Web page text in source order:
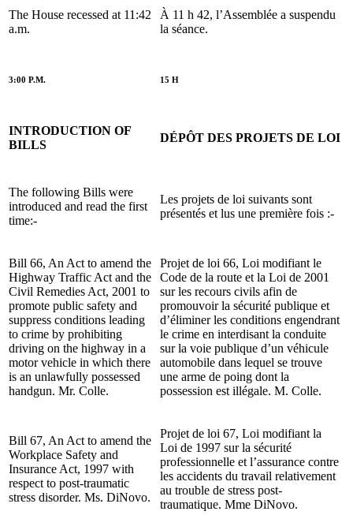
The House recessed at 11:42
a.m.
À 11 h 42, l’Assemblée a suspendu
la séance.
3:00 P.M. 15 H
INTRODUCTION OF
BILLS
DÉPÔT DES PROJETS DE LOI
The following Bills were
introduced and read the first
time:-
Les projets de loi suivants sont
présentés et lus une première fois :-
Bill 66, An Act to amend the
Highway Traffic Act and the
Civil Remedies Act, 2001 to
promote public safety and
suppress conditions leading
to crime by prohibiting
driving on the highway in a
motor vehicle in which there
is an unlawfully possessed
handgun. Mr. Colle.
Projet de loi 66, Loi modifiant le
Code de la route et la Loi de 2001
sur les recours civils afin de
promouvoir la sécurité publique et
d’éliminer les conditions engendrant
le crime en interdisant la conduite
sur la voie publique d’un véhicule
automobile dans lequel se trouve
une arme de poing dont la
possession est illégale. M. Colle.
Bill 67, An Act to amend the
Workplace Safety and
Insurance Act, 1997 with
respect to post-traumatic
stress disorder. Ms. DiNovo.
Projet de loi 67, Loi modifiant la
Loi de 1997 sur la sécurité
professionnelle et l’assurance contre
les accidents du travail relativement
au trouble de stress post-
traumatique. Mme DiNovo.